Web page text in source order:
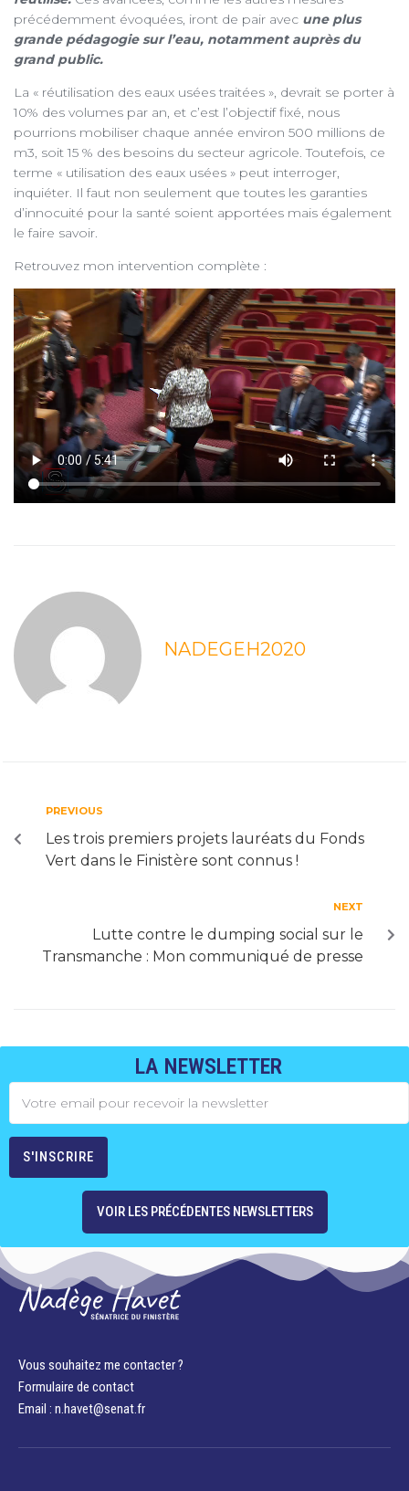
précédemment évoquées, iront de pair avec une plus
grande pédagogie sur l’eau, notamment auprès du
grand public.
La « réutilisation des eaux usées traitées », devrait se porter à
10% des volumes par an, et c’est l’objectif fixé, nous
pourrions mobiliser chaque année environ 500 millions de
m3, soit 15 % des besoins du secteur agricole. Toutefois, ce
terme « utilisation des eaux usées » peut interroger,
inquiéter. Il faut non seulement que toutes les garanties
d’innocuité pour la santé soient apportées mais également
le faire savoir.
Retrouvez mon intervention complète :
NADEGEH2020
PREVIOUS
Les trois premiers projets lauréats du Fonds
Vert dans le Finistère sont connus !
NEXT
Lutte contre le dumping social sur le
Transmanche : Mon communiqué de presse
LA NEWSLETTER
VOIR LES PRÉCÉDENTES NEWSLETTERS
Vous souhaitez me contacter ?
Formulaire de contact
Email : n.havet@senat.fr​